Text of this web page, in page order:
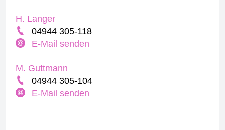
H. Langer
04944 305-118
E-Mail senden
M. Guttmann
04944 305-104
E-Mail senden